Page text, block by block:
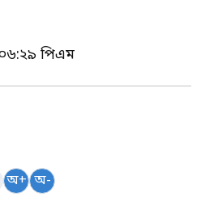
পিএম
অ+ অ-